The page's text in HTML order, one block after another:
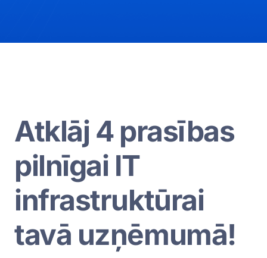
Atklāj 4 prasības
pilnīgai IT
infrastruktūrai
tavā uzņēmumā!